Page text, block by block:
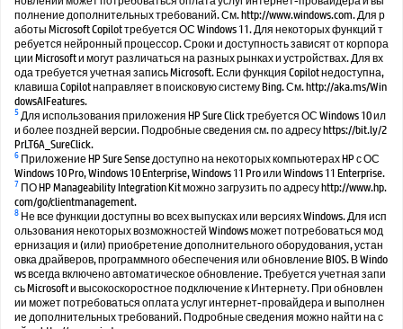
полнение дополнительных требований. См. http://www.windows.com. Для р
аботы Microsoft Copilot требуется ОС Windows 11. Для некоторых функций т
ребуется нейронный процессор. Сроки и доступность зависят от корпора
ции Microsoft и могут различаться на разных рынках и устройствах. Для вх
ода требуется учетная запись Microsoft. Если функция Copilot недоступна,
клавиша Copilot направляет в поисковую систему Bing. См. http://aka.ms/Win
dowsAIFeatures.
5Для использования приложения HP Sure Click требуется ОС Windows 10 ил
и более поздней версии. Подробные сведения см. по адресу https://bit.ly/2
PrLT6A_SureClick.
6 Приложение HP Sure Sense доступно на некоторых компьютерах HP с ОС
Windows 10 Pro, Windows 10 Enterprise, Windows 11 Pro или Windows 11 Enterprise.
7 ПО HP Manageability Integration Kit можно загрузить по адресу http://www.hp.
com/go/clientmanagement.
8 Не все функции доступны во всех выпусках или версиях Windows. Для исп
ользования некоторых возможностей Windows может потребоваться мод
ернизация и (или) приобретение дополнительного оборудования, устан
овка драйверов, программного обеспечения или обновление BIOS. В Windo
ws всегда включено автоматическое обновление. Требуется учетная запи
сь Microsoft и высокоскоростное подключение к Интернету. При обновлен
ии может потребоваться оплата услуг интернет-провайдера и выполнен
ие дополнительных требований. Подробные сведения можно найти на с